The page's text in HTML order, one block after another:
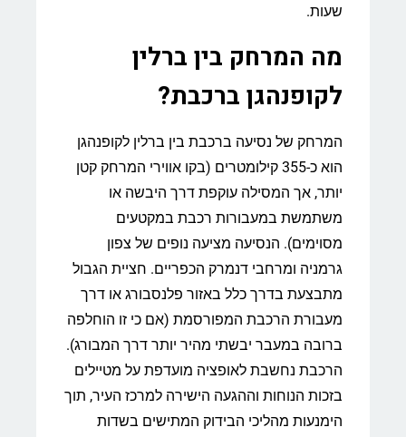
שעות.
מה המרחק בין ברלין
לקופנהגן ברכבת?
המרחק של נסיעה ברכבת בין ברלין לקופנהגן
הוא כ-355 קילומטרים (בקו אווירי המרחק קטן
יותר, אך המסילה עוקפת דרך היבשה או
משתמשת במעבורות רכבת במקטעים
מסוימים). הנסיעה מציעה נופים של צפון
גרמניה ומרחבי דנמרק הכפריים. חציית הגבול
מתבצעת בדרך כלל באזור פלנסבורג או דרך
מעבורת הרכבת המפורסמת (אם כי זו הוחלפה
ברובה במעבר יבשתי מהיר יותר דרך המבורג).
הרכבת נחשבת לאופציה מועדפת על מטיילים
בזכות הנוחות וההגעה הישירה למרכז העיר, תוך
הימנעות מהליכי הבידוק המתישים בשדות